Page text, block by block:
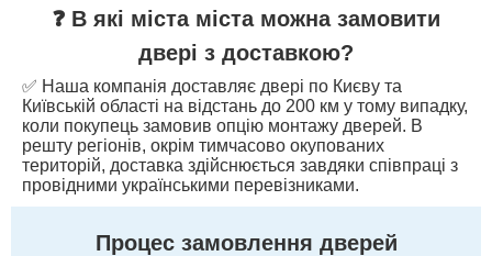
❓ В які міста міста можна замовити
двері з доставкою?
✅ Наша компанія доставляє двері по Києву та
Київській області на відстань до 200 км у тому випадку,
коли покупець замовив опцію монтажу дверей. В
решту регіонів, окрім тимчасово окупованих
територій, доставка здійснюється завдяки співпраці з
провідними українськими перевізниками.
Процес замовлення дверей